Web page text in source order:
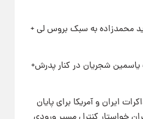
محمدزاده به سبک بروس لی +
یاسمین شجریان در کنار پدرش+
ایران و آمریکا برای پایان